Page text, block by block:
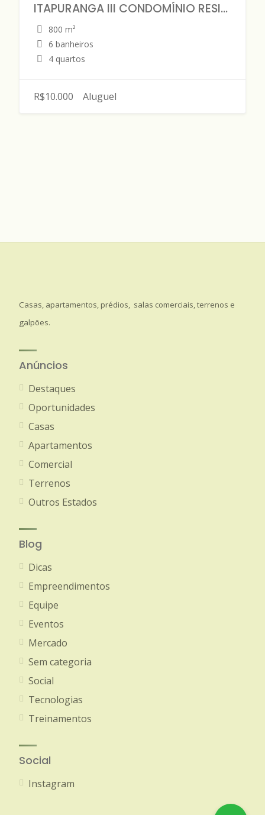
ITAPURANGA III CONDOMÍNIO RESIDENCIAL - CASA DUPLEX - DISPONÍVEL PARA LOCAÇÃO
800 m²
6 banheiros
4 quartos
R$10.000 Aluguel
Casas, apartamentos, prédios, salas comerciais, terrenos e
galpões.
Anúncios
Destaques
Oportunidades
Casas
Apartamentos
Comercial
Terrenos
Outros Estados
Blog
Dicas
Empreendimentos
Equipe
Eventos
Mercado
Sem categoria
Social
Tecnologias
Treinamentos
Social
Instagram